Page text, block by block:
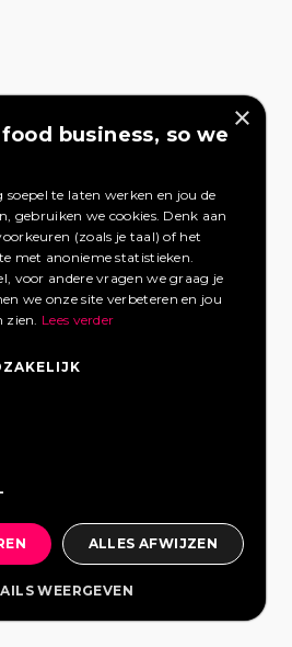
×
business, so we
te laten werken en jou de
gebruiken we cookies. Denk aan
(zoals je taal) of het
met anonieme statistieken.
voor andere vragen we graag je
we onze site verbeteren en jou
zien. Lees verder
ALLES AFWIJZEN
WEERGEVEN